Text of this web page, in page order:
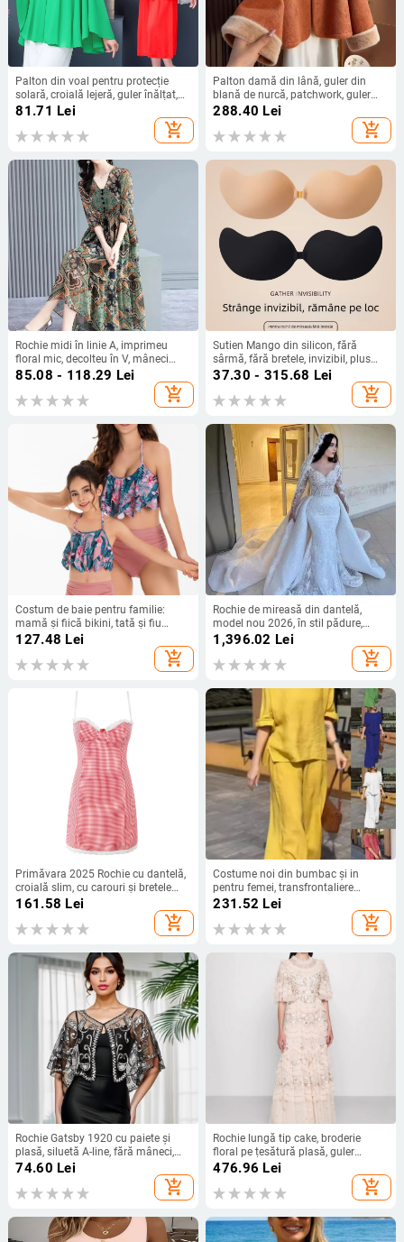
Palton din voal pentru protecție
solară, croială lejeră, guler înălțat,
închidere cu un nasture, mâneci
81.71 Lei
add_shopping_cart
Palton damă din lână, guler din
blană de nurcă, patchwork, guler
drept, închidere cu trei nasturi
288.40 Lei
add_shopping_cart
Rochie midi în linie A, imprimeu
floral mic, decolteu în V, mâneci
scurte.
85.08 - 118.29 Lei
add_shopping_cart
Sutien Mango din silicon, fără
sârmă, fără bretele, invizibil, plus
size, subțire, pentru rochie de
mireasă, acoperire mameloane
37.30 - 315.68 Lei
add_shopping_cart
Costum de baie pentru familie:
mamă și fiică bikini, tată și fiu
șorturi de plajă cu talie elastică
127.48 Lei
add_shopping_cart
Rochie de mireasă din dantelă,
model nou 2026, în stil pădure,
mâneci lungi, siluetă sirenă
1,396.02 Lei
add_shopping_cart
Primăvara 2025 Rochie cu dantelă,
croială slim, cu carouri și bretele
S21920
161.58 Lei
add_shopping_cart
Costume noi din bumbac și in
pentru femei, transfrontaliere
europene și americane, primăvară
confortabile, de culoare pură, lejere,
două piese
231.52 Lei
add_shopping_cart
Rochie Gatsby 1920 cu paiete și
plasă, siluetă A-line, fără mâneci,
decolteu adânc în V, cu mărgele.
74.60 Lei
add_shopping_cart
Rochie lungă tip cake, broderie
floral pe țesătură plasă, guler
rotund, mâneci cu petale; poliester.
476.96 Lei
add_shopping_cart